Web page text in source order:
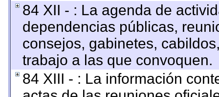
84 XII - : La agenda de
dependencias públicas,
consejos, gabinetes,
trabajo a las que convoquen.
84 XIII - : La información